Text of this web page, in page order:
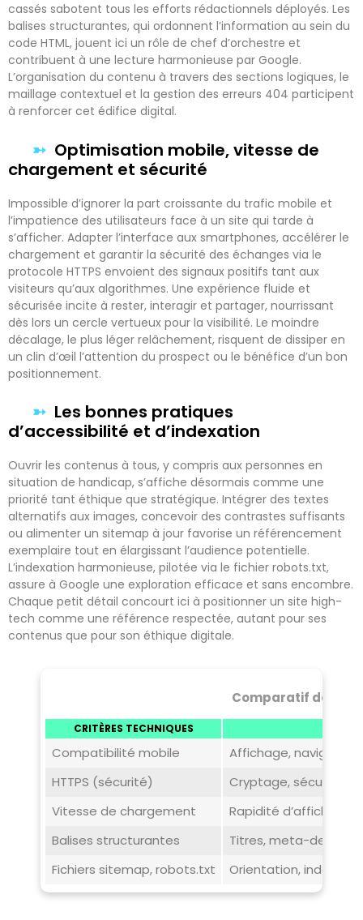
cassés sabotent tous les efforts rédactionnels déployés. Les
balises structurantes, qui ordonnent l’information au sein du
code HTML, jouent ici un rôle de chef d’orchestre et
contribuent à une lecture harmonieuse par Google.
L’organisation du contenu à travers des sections logiques, le
maillage contextuel et la gestion des erreurs 404 participent
à renforcer cet édifice digital.
Optimisation mobile, vitesse de
chargement et sécurité
Impossible d’ignorer la part croissante du trafic mobile et
l’impatience des utilisateurs face à un site qui tarde à
s’afficher. Adapter l’interface aux smartphones, accélérer le
chargement et garantir la sécurité des échanges via le
protocole HTTPS envoient des signaux positifs tant aux
visiteurs qu’aux algorithmes. Une expérience fluide et
sécurisée incite à rester, interagir et partager, nourrissant
dès lors un cercle vertueux pour la visibilité. Le moindre
décalage, le plus léger relâchement, risquent de dissiper en
un clin d’œil l’attention du prospect ou le bénéfice d’un bon
positionnement.
Les bonnes pratiques
d’accessibilité et d’indexation
Ouvrir les contenus à tous, y compris aux personnes en
situation de handicap, s’affiche désormais comme une
priorité tant éthique que stratégique. Intégrer des textes
alternatifs aux images, concevoir des contrastes suffisants
ou alimenter un sitemap à jour favorise un référencement
exemplaire tout en élargissant l’audience potentielle.
L’indexation harmonieuse, pilotée via le fichier robots.txt,
assure à Google une exploration efficace et sans encombre.
Chaque petit détail concourt ici à positionner un site high-
tech comme une référence respectée, autant pour ses
contenus que pour son éthique digitale.
Comparatif des
CRITÈRES TECHNIQUES
Compatibilité mobile
Affichage,
HTTPS (sécurité)
Cryptage,
Vitesse de chargement
Rapidité d’affichage
Balises structurantes
Titres, meta-
Fichiers sitemap, robots.txt
Orientation,